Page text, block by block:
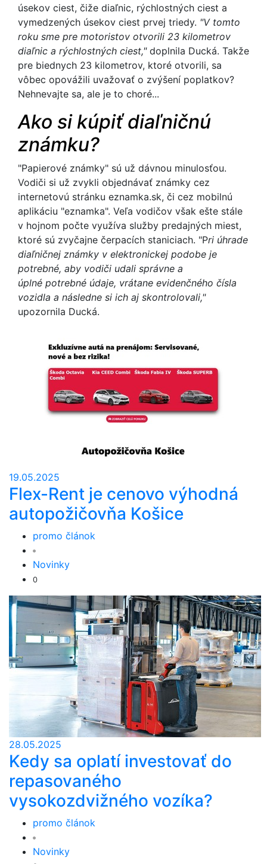
úsekov ciest, čiže diaľnic, rýchlostných ciest a
vymedzených úsekov ciest prvej triedy. "V tomto
roku sme pre motoristov otvorili 23 kilometrov
diaľnic a rýchlostných ciest,"doplnila Ducká. Takže
pre biednych 23 kilometrov, ktoré otvorili, sa
vôbec opovážili uvažovať o zvýšení poplatkov?
Nehnevajte sa, ale je to choré...
Ako si kúpiť diaľničnú
známku?
"Papierové známky" sú už dávnou minulosťou.
Vodiči si už zvykli objednávať známky cez
internetovú stránku eznamka.sk, či cez mobilnú
aplikáciu "eznamka". Veľa vodičov však ešte stále
v hojnom počte využíva služby predajných miest,
ktoré sú zvyčajne čerpacích staniciach. "Pri úhrade
diaľničnej známky v elektronickej podobe je
potrebné, aby vodiči udali správne a
úplné potrebné údaje, vrátane evidenčného čísla
vozidla a následne si ich aj skontrolovali,"
upozornila Ducká.
19.05.2025
Flex-Rent je cenovo výhodná
autopožičovňa Košice
promo článok
Novinky
0
28.05.2025
Kedy sa oplatí investovať do
repasovaného
vysokozdvižného vozíka?
promo článok
Novinky